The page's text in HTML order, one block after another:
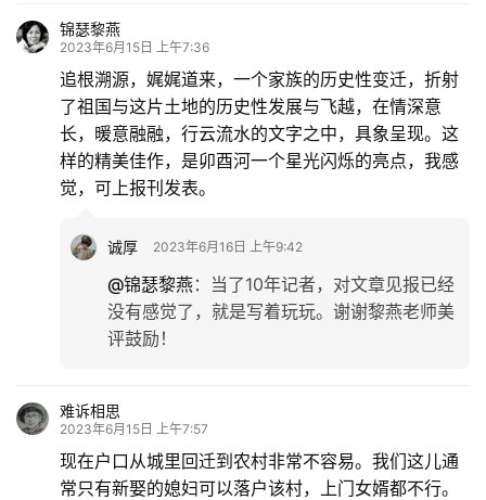
锦瑟黎燕
2023年6月15日 上午7:36
追根溯源，娓娓道来，一个家族的历史性变迁，折射
了祖国与这片土地的历史性发展与飞越，在情深意
长，暖意融融，行云流水的文字之中，具象呈现。这
样的精美佳作，是卯酉河一个星光闪烁的亮点，我感
觉，可上报刊发表。
诚厚 2023年6月16日 上午9:42
@锦瑟黎燕： 当了10年记者，对文章见报已经
没有感觉了，就是写着玩玩。谢谢黎燕老师美
评鼓励！
难诉相思
2023年6月15日 上午7:57
现在户口从城里回迁到农村非常不容易。我们这儿通
常只有新娶的媳妇可以落户该村，上门女婿都不行。